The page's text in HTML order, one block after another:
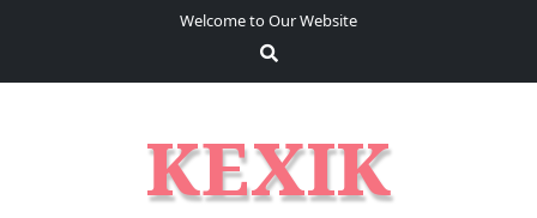
Welcome to Our Website
KEXIK